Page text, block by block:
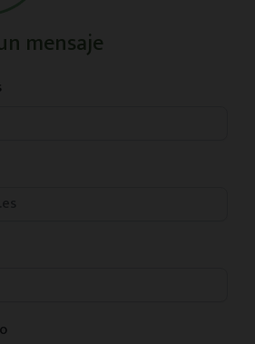
mensaje